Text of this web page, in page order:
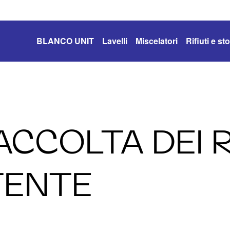
BLANCO UNIT Lavelli Miscelatori Rifiuti e
DEI